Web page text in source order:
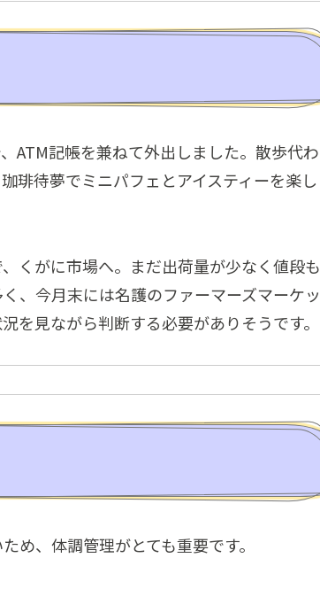
ATM記帳を兼ねて外出しました。散歩代わ
琲待夢でミニパフェとアイスティーを楽し
くがに市場へ。まだ出荷量が少なく値段も
、今月末には名護のファーマーズマーケッ
を見ながら判断する必要がありそうです。
め、体調管理がとても重要です。